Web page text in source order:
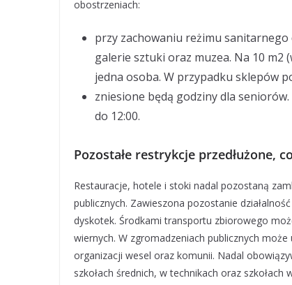
obostrzeniach:
przy zachowaniu reżimu
galerie sztuki oraz muzea. Na 10 m2
jedna osoba. W przypadku sklepów
zniesione będą godziny dla
do 12:00.
Pozostałe restrykcje przedłużone,
Restauracje, hotele i stoki nadal pozostaną
publicznych. Zawieszona pozostanie
dyskotek. Środkami transportu zbiorowego
wiernych. W zgromadzeniach publicznych
organizacji wesel oraz komunii. Nadal
szkołach średnich, w technikach oraz szkołach